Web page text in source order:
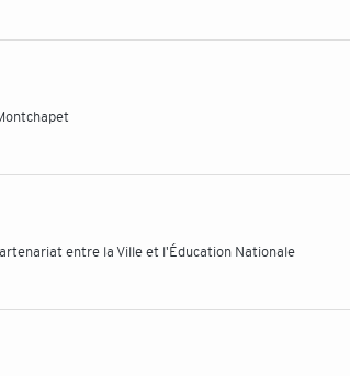
entre la Ville et l'Éducation Nationale